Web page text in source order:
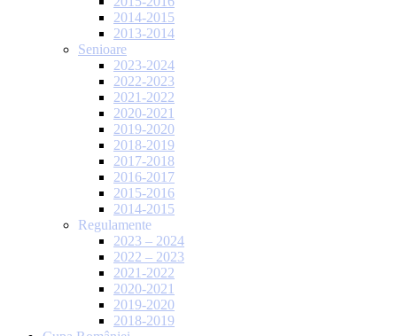
2014-2015
2013-2014
Senioare
2023-2024
2022-2023
2021-2022
2020-2021
2019-2020
2018-2019
2017-2018
2016-2017
2015-2016
2014-2015
Regulamente
2023 – 2024
2022 – 2023
2021-2022
2020-2021
2019-2020
2018-2019